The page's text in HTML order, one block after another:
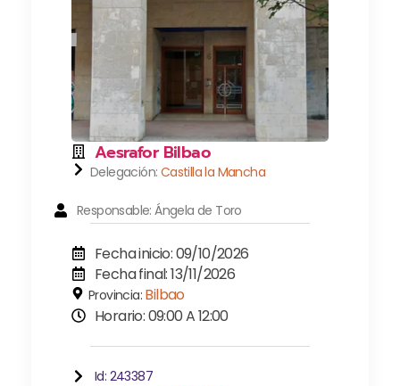
Aesrafor Bilbao
Delegación: Castilla la Mancha
Responsable: Ángela de Toro
Fecha inicio: 09/10/2026
Fecha final: 13/11/2026
Provincia: Bilbao
Horario: 09:00 A 12:00
Id: 243387